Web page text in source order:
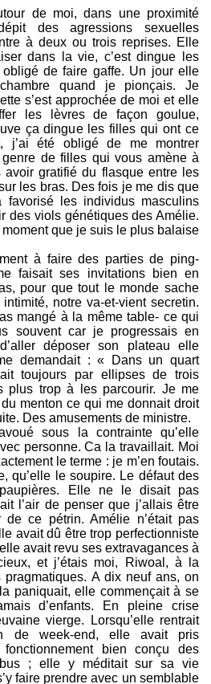
de moi, dans une proximité
des agressions sexuelles
à deux ou trois reprises. Elle
dans la vie, c’est dingue les
obligé de faire gaffe. Un jour elle
quand je pionçais. Je
s’est approchée de moi et elle
les lèvres de façon goulue,
ça dingue les filles qui ont ce
j’ai été obligé de me montrer
de filles qui vous amène à
gratifié du flasque entre les
les bras. Des fois je me dis que
favorisé les individus masculins
des viols génétiques des Amélie.
que je suis le plus balaise
à faire des parties de ping-
faisait ses invitations bien en
pour que tout le monde sache
notre va-et-vient secretin.
mangé à la même table- ce qui
souvent car je progressais en
déposer son plateau elle
demandait : « Dans un quart
toujours par ellipses de trois
plus trop à les parcourir. Je me
menton ce qui me donnait droit
Des amusements de ministre.
sous la contrainte qu’elle
personne. Ca la travaillait. Moi
le terme : je m’en foutais.
qu’elle le soupire. Le défaut des
Elle ne le disait pas
l’air de penser que j’allais être
ce pétrin. Amélie n’était pas
avait dû être trop perfectionniste
avait revu ses extravagances à
et j’étais moi, Riwoal, à la
A dix neuf ans, on
paniquait, elle commençait à se
d’enfants. En pleine crise
vierge. Lorsqu’elle rentrait
de week-end, elle avait pris
fonctionnement bien conçu des
bus ; elle y méditait sur sa vie
faire prendre avec un semblable